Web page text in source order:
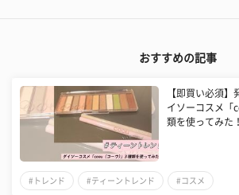
おすすめの記事
【即買い必須】
イソーコスメ「
類を使ってみた
#トレンド #ティーントレンド #コスメ